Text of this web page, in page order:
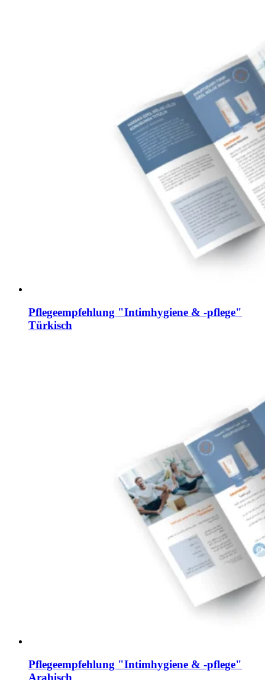
Pflegeempfehlung "Intimhygiene & -pflege"
Türkisch
Pflegeempfehlung "Intimhygiene & -pflege"
Arabisch